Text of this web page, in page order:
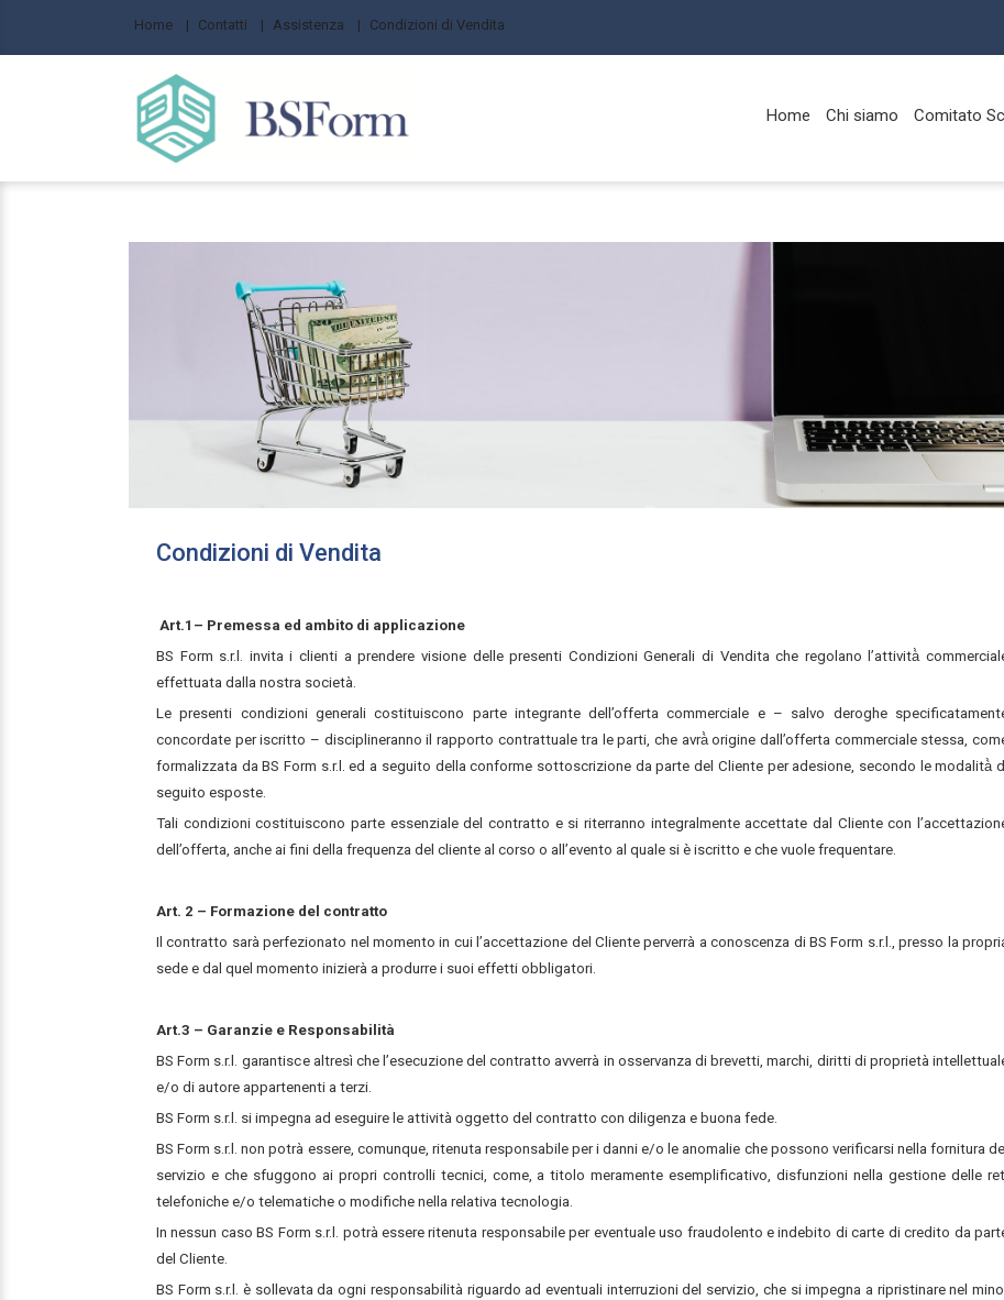
Home Contatti Assistenza Condizioni di Vendita
Home Chi siamo Comitato
Condizioni di Vendita
Art.1– Premessa ed ambito di applicazione
BS Form s.r.l. invita i clienti a prendere visione delle presenti Condizioni Generali di Vendita che regolano l’attività̀
effettuata dalla nostra società.
Le presenti condizioni generali costituiscono parte integrante dell’offerta commerciale e – salvo deroghe
concordate per iscritto – disciplineranno il rapporto contrattuale tra le parti, che avrà̀ origine dall’offerta commerciale stessa,
formalizzata da BS Form s.r.l. ed a seguito della conforme sottoscrizione da parte del Cliente per adesione, secondo le modalità̀
seguito esposte.
Tali condizioni costituiscono parte essenziale del contratto e si riterranno integralmente accettate dal Cliente con
dell’offerta, anche ai fini della frequenza del cliente al corso o all’evento al quale si è iscritto e che vuole frequentare.
Art. 2 – Formazione del contratto
Il contratto sarà perfezionato nel momento in cui l’accettazione del Cliente perverrà a conoscenza di BS Form s.r.l., presso la
sede e dal quel momento inizierà a produrre i suoi effetti obbligatori.
Art.3 – Garanzie e Responsabilità
BS Form s.r.l. garantisce altresì che l’esecuzione del contratto avverrà in osservanza di brevetti, marchi, diritti di proprietà
e/o di autore appartenenti a terzi.
BS Form s.r.l. si impegna ad eseguire le attività oggetto del contratto con diligenza e buona fede.
BS Form s.r.l. non potrà essere, comunque, ritenuta responsabile per i danni e/o le anomalie che possono verificarsi nella fornitura del
servizio e che sfuggono ai propri controlli tecnici, come, a titolo meramente esemplificativo, disfunzioni nella gestione delle
telefoniche e/o telematiche o modifiche nella relativa tecnologia.
In nessun caso BS Form s.r.l. potrà essere ritenuta responsabile per eventuale uso fraudolento e indebito di carte di credito da
del Cliente.
BS Form s.r.l. è sollevata da ogni responsabilità riguardo ad eventuali interruzioni del servizio, che si impegna a ripristinare nel